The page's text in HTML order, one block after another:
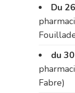
Du
du
Fabre)